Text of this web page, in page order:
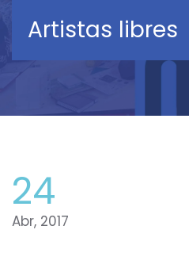
Artistas libres
24
Abr, 2017